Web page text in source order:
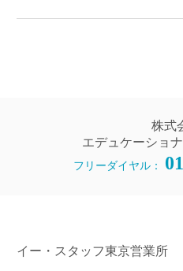
株式
エデュケーショ
フリーダイヤル：
イー・スタッフ東京営業所